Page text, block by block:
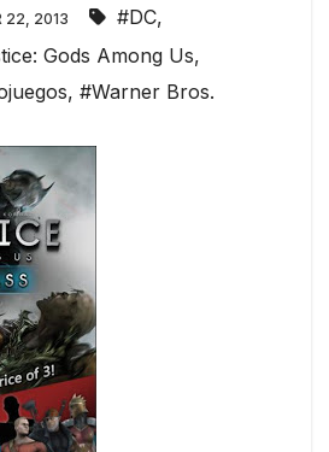
22, 2013 #DC,
Gods Among Us,
, #Warner Bros.